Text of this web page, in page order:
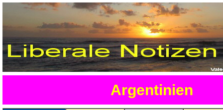
Argentinien